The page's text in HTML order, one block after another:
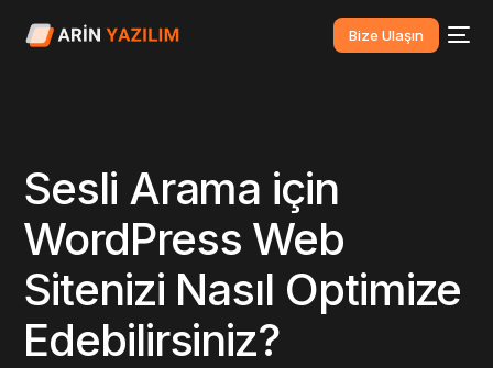
Bize Ulaşın
Sesli Arama için
WordPress Web
Sitenizi Nasıl Optimize
Edebilirsiniz?